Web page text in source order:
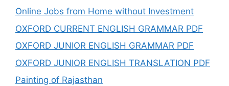
Online Jobs from Home without Investment
OXFORD CURRENT ENGLISH GRAMMAR PDF
OXFORD JUNIOR ENGLISH GRAMMAR PDF
OXFORD JUNIOR ENGLISH TRANSLATION PDF
Painting of Rajasthan